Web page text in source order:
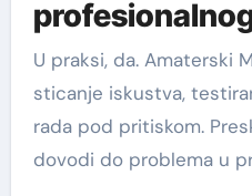
U praksi, da. Amaterski
sticanje iskustva,
rada pod pritiskom.
dovodi do problema u